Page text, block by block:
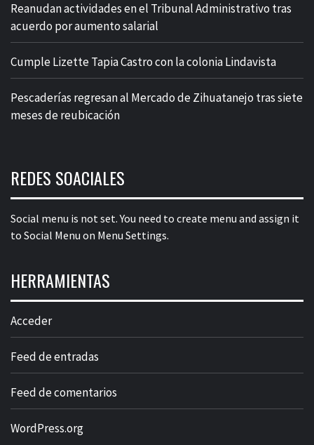
Reanudan actividades en el Tribunal Administrativo tras
acuerdo por aumento salarial
Cumple Lizette Tapia Castro con la colonia Lindavista
Pescaderías regresan al Mercado de Zihuatanejo tras siete
meses de reubicación
REDES SOACIALES
Social menu is not set. You need to create menu and assign it
to Social Menu on Menu Settings.
HERRAMIENTAS
Acceder
Feed de entradas
Feed de comentarios
WordPress.org